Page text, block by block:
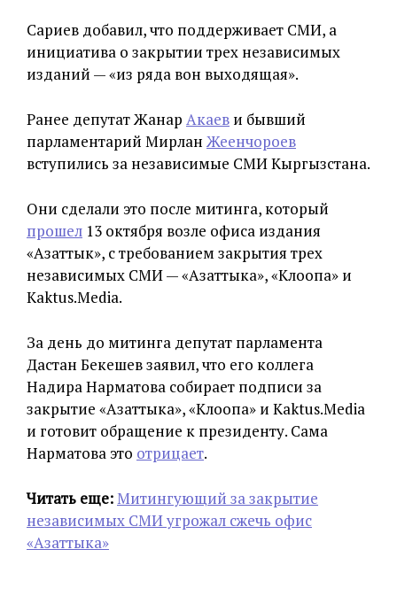
Сариев добавил, что поддерживает СМИ, а
инициатива о закрытии трех независимых
изданий — «из ряда вон выходящая».
Ранее депутат Жанар Акаев и бывший
парламентарий Мирлан Жеенчороев
вступились за независимые СМИ Кыргызстана.
Они сделали это после митинга, который
прошел 13 октября возле офиса издания
«Азаттык», с требованием закрытия трех
независимых СМИ — «Азаттыка», «Клоопа» и
Kaktus.Media.
За день до митинга депутат парламента
Дастан Бекешев заявил, что его коллега
Надира Нарматова собирает подписи за
закрытие «Азаттыка», «Клоопа» и Kaktus.Media
и готовит обращение к президенту. Сама
Нарматова это отрицает.
Читать еще:Митингующий за закрытие
независимых СМИ угрожал сжечь офис
«Азаттыка»